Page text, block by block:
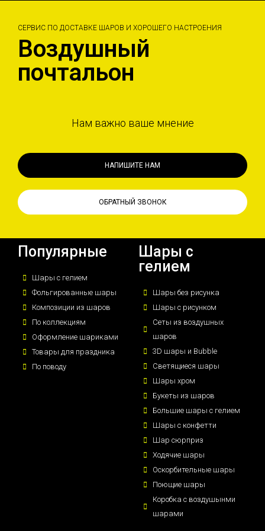
СЕРВИС ПО ДОСТАВКЕ ШАРОВ И ХОРОШЕГО НАСТРОЕНИЯ
Воздушный
почтальон
Нам важно ваше мнение
НАПИШИТЕ НАМ
ОБРАТНЫЙ ЗВОНОК
Популярные
Шары с гелием
Фольгированные шары
Композиции из шаров
По коллекциям
Оформление шариками
Товары для праздника
По поводу
Шары с
гелием
Шары без рисунка
Шары с рисунком
Сеты из воздушных
шаров
3D шары и Bubble
Светящиеся шары
Шары хром
Букеты из шаров
Большие шары с гелием
Шары с конфетти
Шар сюрприз
Ходячие шары
Оскорбительные шары
Поющие шары
Коробка с воздушынми
шарами